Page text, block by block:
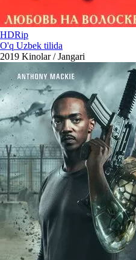
HDRip
O'q Uzbek tilida
2019 Kinolar / Jangari